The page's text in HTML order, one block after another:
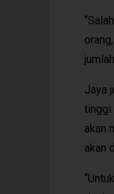
Jaya
tinggi
akan
akan